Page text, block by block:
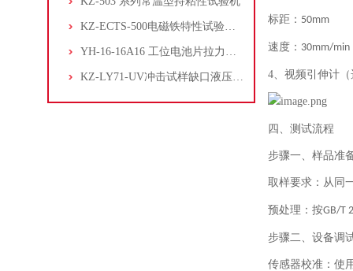
KZ-ECTS-500电磁铁特性试验系统
YH-16-16A16 工位电池片拉力试验机
KZ-LY71-UV冲击试样缺口液压拉床
标距： 50mm
速度： 30mm/min
4、 视频引伸计（
四、 测试流程
步骤一、 样品准
取样要求：从同
预处理：按GB/T
步骤二、 设备调
传感器校准：使